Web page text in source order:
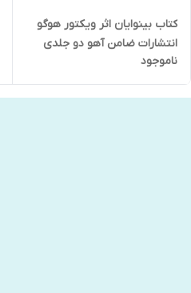
کتاب بینوایان اثر ویکتور هوگو
انتشارات ضامن آهو دو جلدی
ناموجود